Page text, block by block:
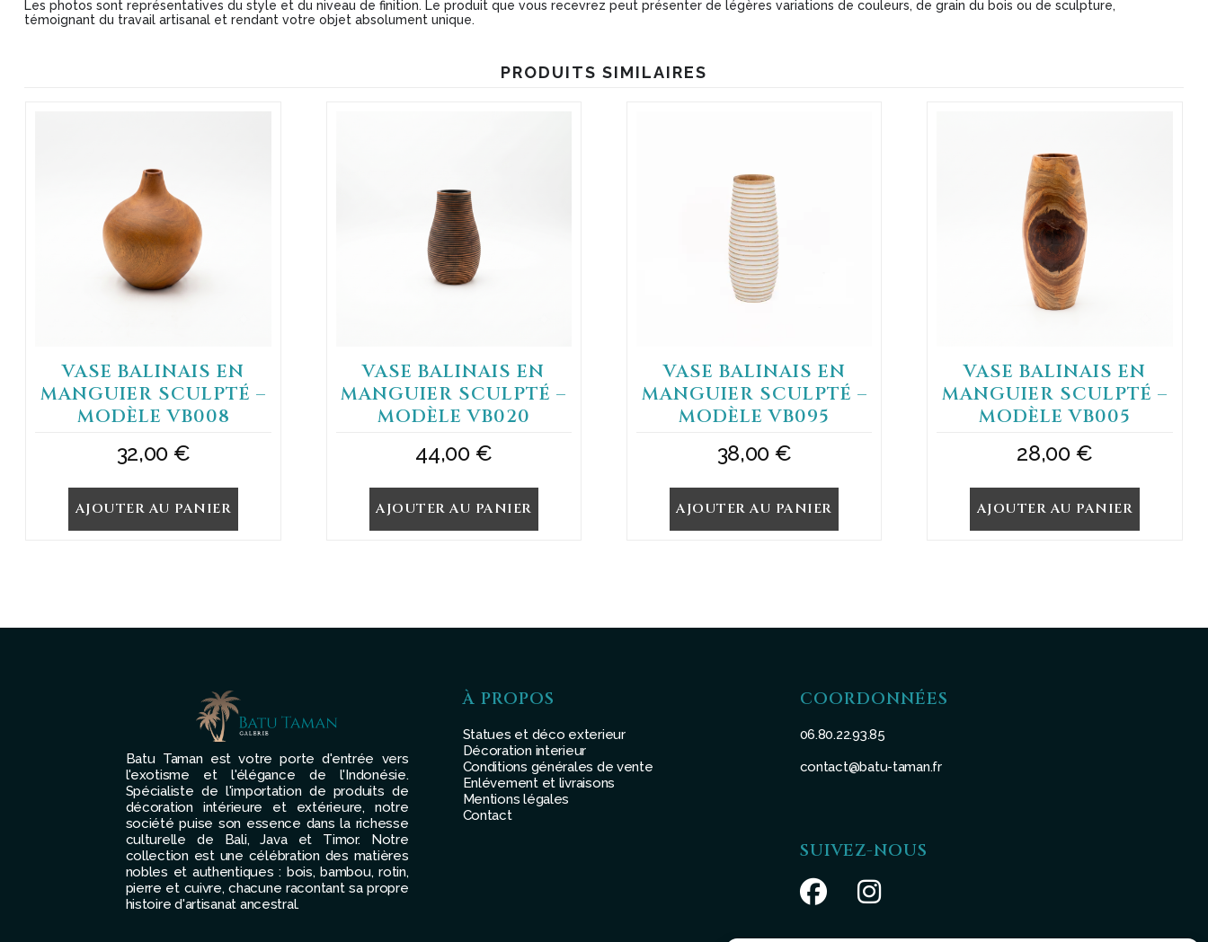
Les photos sont représentatives du style et du niveau de finition. Le produit que vous recevrez peut présenter de légères variations de couleurs, de grain du bois ou de sculpture,
témoignant du travail artisanal et rendant votre objet absolument unique.
PRODUITS SIMILAIRES
VASE BALINAIS EN
MANGUIER SCULPTÉ –
MODÈLE VB008
32,00 €
AJOUTER AU PANIER
VASE BALINAIS EN
MANGUIER SCULPTÉ –
MODÈLE VB020
44,00 €
AJOUTER AU PANIER
VASE BALINAIS EN
MANGUIER SCULPTÉ –
MODÈLE VB095
38,00 €
AJOUTER AU PANIER
VASE BALINAIS EN
MANGUIER SCULPTÉ –
MODÈLE VB005
28,00 €
AJOUTER AU PANIER
Batu Taman est votre porte d'entrée vers
l'exotisme et l'élégance de l'Indonésie.
Spécialiste de l'importation de produits de
décoration intérieure et extérieure, notre
société puise son essence dans la richesse
culturelle de Bali, Java et Timor. Notre
collection est une célébration des matières
nobles et authentiques : bois, bambou, rotin,
pierre et cuivre, chacune racontant sa propre
histoire d'artisanat ancestral.
À PROPOS
Statues et déco exterieur
Décoration interieur
Conditions générales de vente
Enlévement et livraisons
Mentions légales
Contact
COORDONNÉES
06.80.22.93.85
contact@batu-taman.fr
SUIVEZ-NOUS